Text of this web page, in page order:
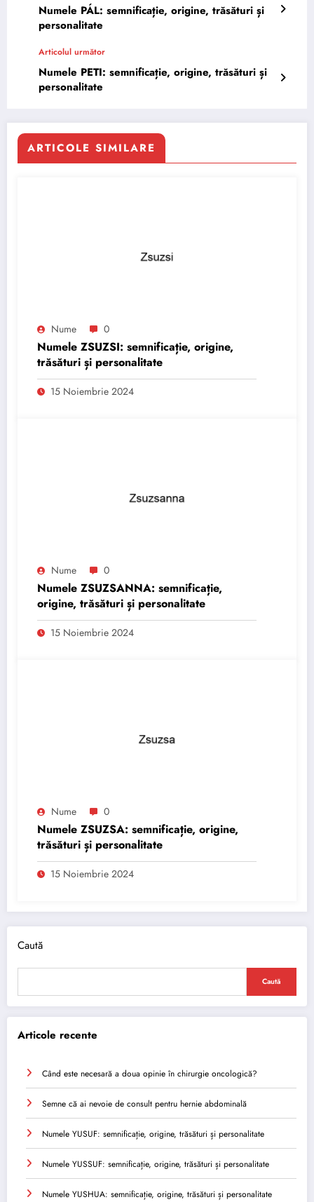
Numele PÁL: semnificație, origine, trăsături și
personalitate
Articolul următor
Numele PETI: semnificație, origine, trăsături și
personalitate
ARTICOLE SIMILARE
Nume 0
Numele ZSUZSI: semnificație, origine,
trăsături și personalitate
15 Noiembrie 2024
Nume 0
Numele ZSUZSANNA: semnificație,
origine, trăsături și personalitate
15 Noiembrie 2024
Nume 0
Numele ZSUZSA: semnificație, origine,
trăsături și personalitate
15 Noiembrie 2024
Caută
Caută
Articole recente
Când este necesară a doua opinie în chirurgie oncologică?
Semne că ai nevoie de consult pentru hernie abdominală
Numele YUSUF: semnificație, origine, trăsături și personalitate
Numele YUSSUF: semnificație, origine, trăsături și personalitate
Numele YUSHUA: semnificație, origine, trăsături și personalitate